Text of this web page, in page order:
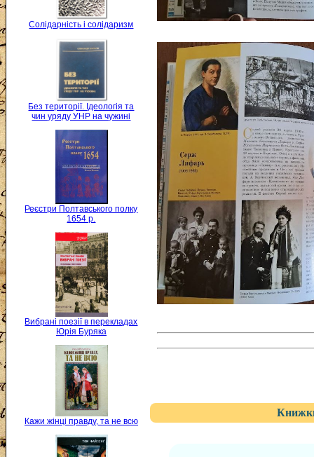
Солідарність і солідаризм
Без території. Ідеологія та
чин уряду УНР на чужині
Реєстри Полтавського полку
1654 р.
Вибрані поезії в перекладах
Юрія Буряка
Кажи жінці правду, та не всю